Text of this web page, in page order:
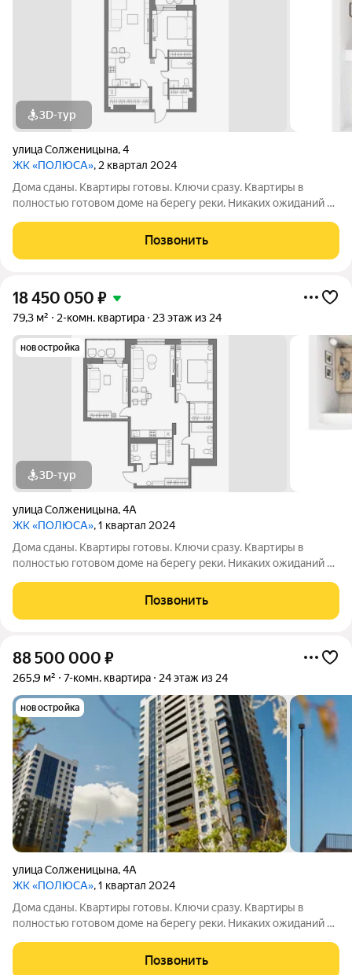
3D-тур
улица Солженицына,4
ЖК «ПОЛЮСА», 2 квартал 2024
Дома сданы. Квартиры готовы. Ключи сразу. Квартиры в
полностью готовом доме на берегу реки. Никаких ожиданий и
А сквозной подъезд выводит прямо на набережную для
утренних пробежек и вечерних
Позвонить
18 450 050 ₽
79,3 м² 2-комн. квартира 23 этаж из 24
новостройка
3D-тур
улица Солженицына,4А
ЖК «ПОЛЮСА», 1 квартал 2024
Дома сданы. Квартиры готовы. Ключи сразу. Квартиры в
полностью готовом доме на берегу реки. Никаких ожиданий и
А сквозной подъезд выводит прямо на набережную для
утренних пробежек и вечерних
Позвонить
88 500 000 ₽
265,9 м² 7-комн. квартира 24 этаж из 24
новостройка
улица Солженицына,4А
ЖК «ПОЛЮСА», 1 квартал 2024
Дома сданы. Квартиры готовы. Ключи сразу. Квартиры в
полностью готовом доме на берегу реки. Никаких ожиданий и
А сквозной подъезд выводит прямо на набережную для
утренних пробежек и вечерних
Позвонить